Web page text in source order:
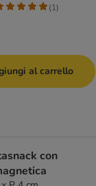
(1)
al carrello
con